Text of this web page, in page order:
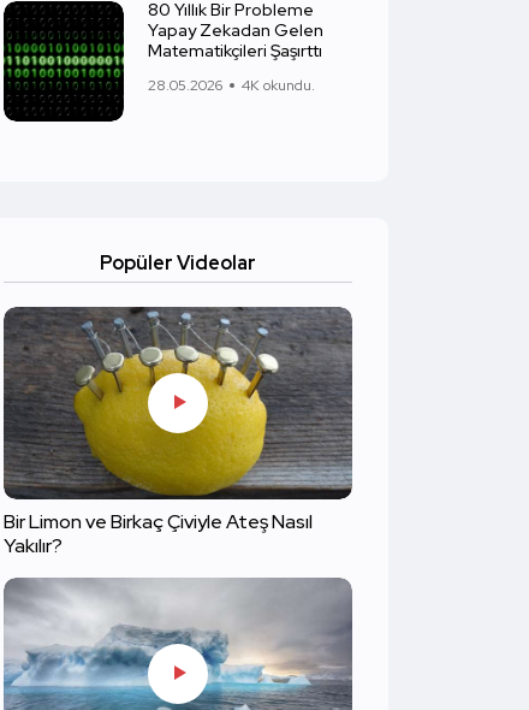
80 Yıllık Bir Probleme
Yapay Zekadan Gelen
Matematikçileri Şaşırttı
28.05.2026 4K okundu.
Popüler Videolar
Bir Limon ve Birkaç Çiviyle Ateş Nasıl
Yakılır?